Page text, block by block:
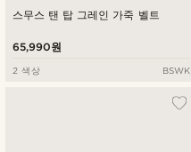
스무스 탠 탑 그레인 가죽 벨트
65,990원
2 색상 BSWK